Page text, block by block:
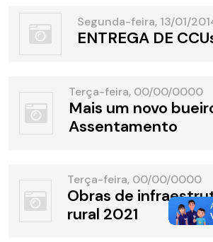
Segunda-feira, 13/01/
ENTREGA DE
Terça-feira, 00/00/0000
Mais um novo
Assentamento
Terça-feira, 00/00/0000
Obras de
rural 2021